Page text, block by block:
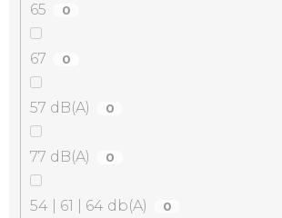
65 0
67 0
57 dB(A) 0
77 dB(A) 0
54 | 61 | 64 db(A) 0